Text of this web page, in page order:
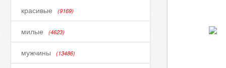
красивые (9169)
милые (4623)
мужчины (13486)